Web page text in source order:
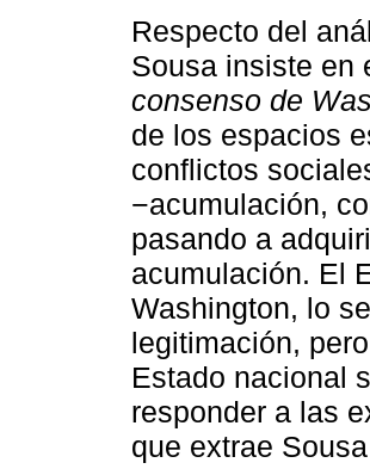
Respecto del
Sousa insiste en
consenso de
de los espacios
conflictos
−acumulación,
pasando a
acumulación. El
Washington, lo
legitimación,
Estado nacional
responder a las
que extrae